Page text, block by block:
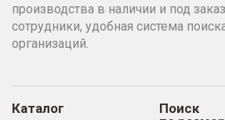
производства в наличии и под
сотрудники, удобная система
организаций.
Каталог
Поиск